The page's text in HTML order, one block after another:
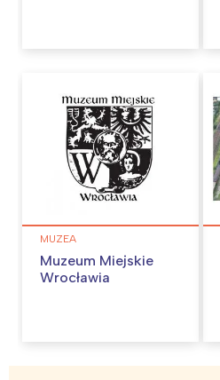
MUZEA
Muzeum Miejskie
Wrocławia